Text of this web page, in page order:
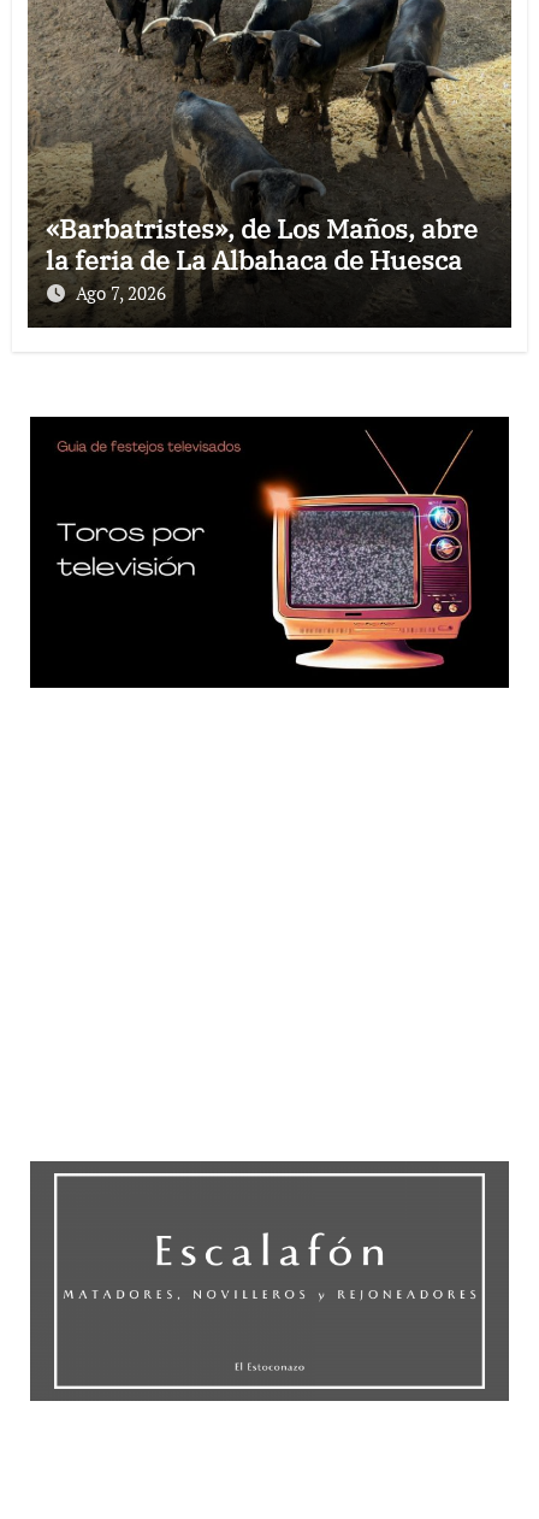
«Barbatristes», de Los Maños, abre
la feria de La Albahaca de Huesca
Ago 7, 2026